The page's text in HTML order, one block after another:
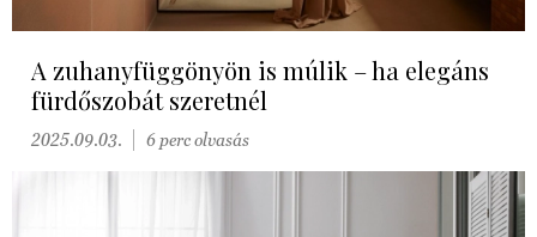
A zuhanyfüggönyön is múlik – ha elegáns
fürdőszobát szeretnél
2025.09.03. 6 perc olvasás